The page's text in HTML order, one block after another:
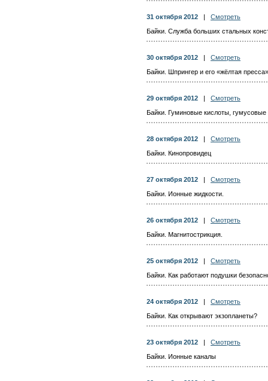
31 октября 2012
Смотреть
Байки. Служба больших стальных
30 октября 2012
Смотреть
Байки. Шпрингер и его «жёлтая
29 октября 2012
Смотреть
Байки. Гуминовые кислоты, гумусовые
28 октября 2012
Смотреть
Байки. Кинопровидец
27 октября 2012
Смотреть
Байки. Ионные жидкости.
26 октября 2012
Смотреть
Байки. Магнитострикция.
25 октября 2012
Смотреть
Байки. Как работают подушки
24 октября 2012
Смотреть
Байки. Как открывают экзопланеты?
23 октября 2012
Смотреть
Байки. Ионные каналы